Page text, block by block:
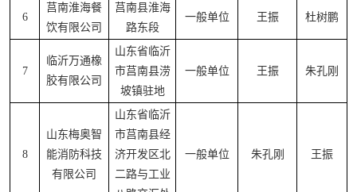
6
莒南淮海餐
饮有限公司
莒南县淮海
路东段
一般单位 王振 杜树鹏
7
临沂万通橡
胶有限公司
山东省临沂
市莒南县涝
坡镇驻地
一般单位 王振 朱孔刚
8
山东梅奥智
能消防科技
有限公司
山东省临沂
市莒南县经
济开发区北
二路与工业
一般单位 朱孔刚 王振